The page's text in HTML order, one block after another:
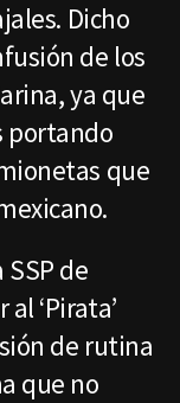
Dicho
de los
ya que
portando
que
de
‘Pirata’
de rutina
que no